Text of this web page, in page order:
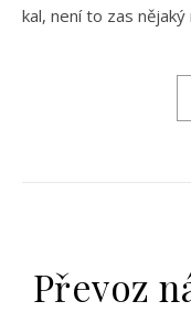
kal, není to zas
Převoz